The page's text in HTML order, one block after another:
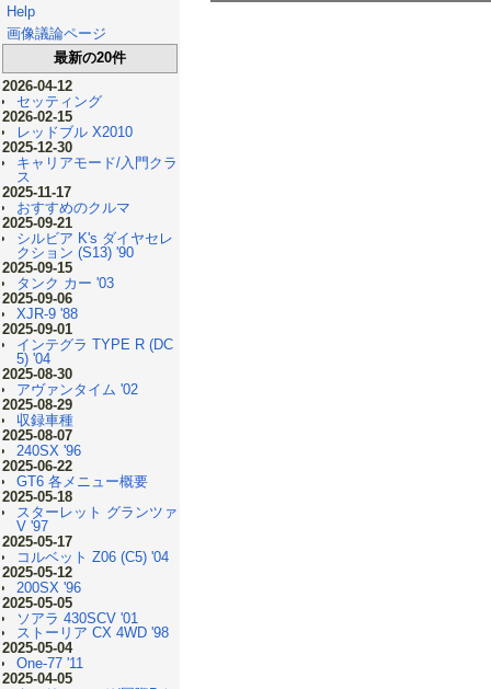
Help
画像議論ページ
最新の20件
2026-04-12
セッティング
2026-02-15
レッドブル X2010
2025-12-30
キャリアモード/入門クラ
ス
2025-11-17
おすすめのクルマ
2025-09-21
シルビア K's ダイヤセレ
クション (S13) '90
2025-09-15
タンク カー '03
2025-09-06
XJR-9 '88
2025-09-01
インテグラ TYPE R (DC
5) '04
2025-08-30
アヴァンタイム '02
2025-08-29
収録車種
2025-08-07
240SX '96
2025-06-22
GT6 各メニュー概要
2025-05-18
スターレット グランツァ
V '97
2025-05-17
コルベット Z06 (C5) '04
2025-05-12
200SX '96
2025-05-05
ソアラ 430SCV '01
ストーリア CX 4WD '98
2025-05-04
One-77 '11
2025-04-05